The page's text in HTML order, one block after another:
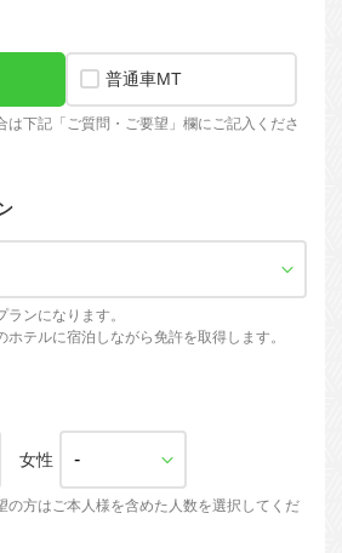
普通車MT
は下記「ご質問・ご要望」欄にご記入くださ
ンになります。
テルに宿泊しながら免許を取得します。
女性
方はご本人様を含めた人数を選択してくだ